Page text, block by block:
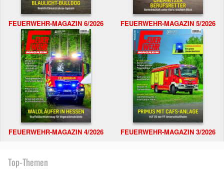
FEUERWEHR-MAGAZIN 6/2026 FEUERWEHR-MAGAZIN 5/2026
FEUERWEHR-MAGAZIN 4/2026 FEUERWEHR-MAGAZIN 3/2026
Top-Themen